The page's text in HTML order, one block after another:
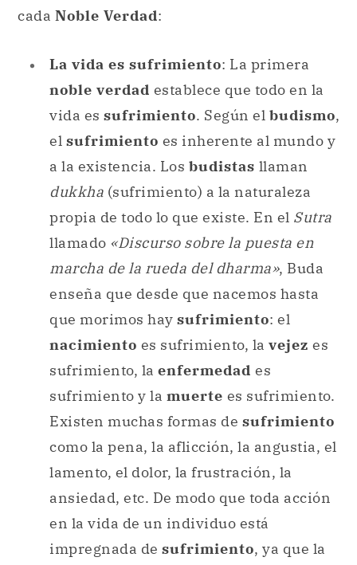
cada Noble Verdad:
La vida es sufrimiento: La primera
noble verdad establece que todo en la
vida es sufrimiento. Según el budismo,
el sufrimiento es inherente al mundo y
a la existencia. Los budistas llaman
dukkha (sufrimiento) a la naturaleza
propia de todo lo que existe. En el Sutra
llamado «Discurso sobre la puesta en
marcha de la rueda del dharma», Buda
enseña que desde que nacemos hasta
que morimos hay sufrimiento: el
nacimiento es sufrimiento, la vejez es
sufrimiento, la enfermedad es
sufrimiento y la muerte es sufrimiento.
Existen muchas formas de sufrimiento
como la pena, la aflicción, la angustia, el
lamento, el dolor, la frustración, la
ansiedad, etc. De modo que toda acción
en la vida de un individuo está
impregnada de sufrimiento, ya que la